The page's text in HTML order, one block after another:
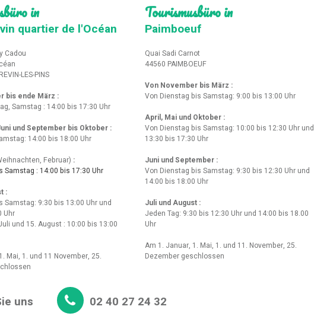
in
quartier de l'Océan
Cadou
LES-PINS
bis ende März :
Samstag : 14:00 bis 17:30 Uhr
und September bis Oktober :
14:00 bis 18:00 Uhr
Februar) :
Samstag : 14:00 bis 17:30 Uhr
:
Samstag: 9:30 bis 13:00 Uhr und
Uhr
und 15. August : 10:00 bis 13:00
Mai, 1. und 11 November, 25.
Tourismusbüro in
Paimboeuf
Quai Sadi Carnot
44560 PAIMBOEUF
Von November bis März :
Von Dienstag bis Samstag: 9:00 bis 13:00 Uhr
April, Mai und Oktober :
Von Dienstag bis Samstag: 10:00 bis 12:30 Uhr und
13:30 bis 17:30 Uhr
Juni und September :
Von Dienstag bis Samstag: 9:30 bis 12:30 Uhr und
14:00 bis 18:00 Uhr
Juli und August :
Jeden Tag: 9:30 bis 12:30 Uhr und 14:00 bis 18.00
Uhr
Am 1. Januar, 1. Mai, 1. und 11. November, 25.
Dezember geschlossen
uns 02 40 27 24 32